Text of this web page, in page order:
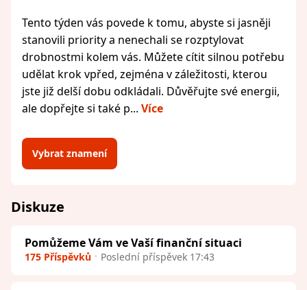
Tento týden vás povede k tomu, abyste si jasněji
stanovili priority a nenechali se rozptylovat
drobnostmi kolem vás. Můžete cítit silnou potřebu
udělat krok vpřed, zejména v záležitosti, kterou
jste již delší dobu odkládali. Důvěřujte své energii,
ale dopřejte si také p... Více
Vybrat znamení
Diskuze
Pomůžeme Vám ve Vaší finanční situaci
175 Příspěvků Poslední příspěvek 17:43